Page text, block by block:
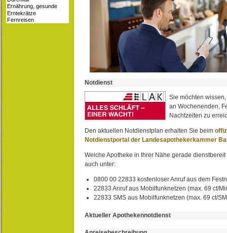
Notdienst
Sie möchten
an Wochenenden,
Nachtzeiten zu
Den aktuellen Notdienstplan erhalten Sie beim
Notdienstportal der Landesapothekerkammer
Welche Apotheke in Ihrer Nähe gerade
auch unter:
0800 00 22833 kostenloser Anruf aus dem
22833 Anruf aus Mobilfunknetzen (max. 69 ct/
22833 SMS aus Mobilfunknetzen (max. 69 ct/
Aktueller Apothekennotdienst